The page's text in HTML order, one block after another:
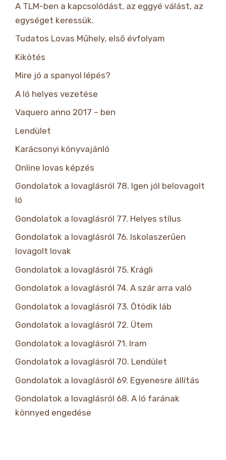
A TLM-ben a kapcsolódást, az eggyé válást, az
egységet keressük.
Tudatos Lovas Műhely, első évfolyam
Kikötés
Mire jó a spanyol lépés?
A ló helyes vezetése
Vaquero anno 2017 – ben
Lendület
Karácsonyi könyvajánló
Online lovas képzés
Gondolatok a lovaglásról 78. Igen jól belovagolt
ló
Gondolatok a lovaglásról 77. Helyes stílus
Gondolatok a lovaglásról 76. Iskolaszerűen
lovagolt lovak
Gondolatok a lovaglásról 75. Krágli
Gondolatok a lovaglásról 74. A szár arra való
Gondolatok a lovaglásról 73. Ötödik láb
Gondolatok a lovaglásról 72. Ütem
Gondolatok a lovaglásról 71. Iram
Gondolatok a lovaglásról 70. Lendület
Gondolatok a lovaglásról 69. Egyenesre állítás
Gondolatok a lovaglásról 68. A ló farának
könnyed engedése